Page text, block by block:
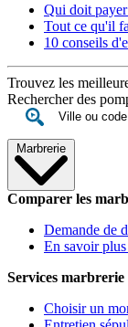
Qui doit
Tout ce qu'il
10 conseils
Trouvez les
Rechercher des
Marbrerie
Comparer les
Demande de
En savoir
Services marbrerie
Choisir un